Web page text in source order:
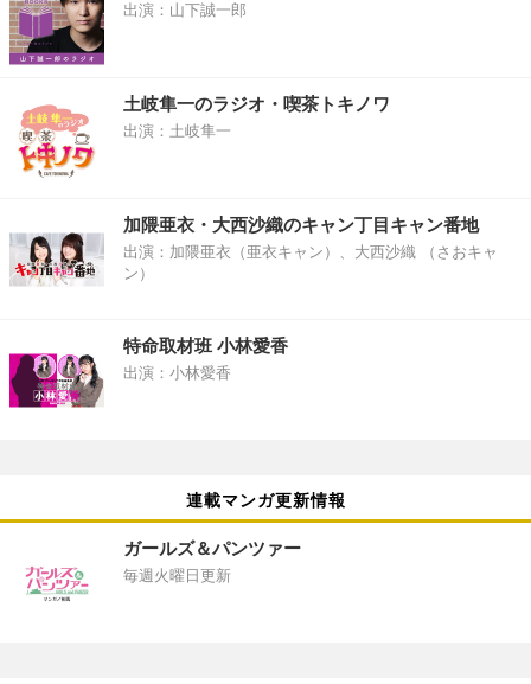
出演：山下誠一郎
土岐隼一のラジオ・喫茶トキノワ
出演：土岐隼一
加隈亜衣・大西沙織のキャン丁目キャン番地
出演：加隈亜衣（亜衣キャン）、大西沙織 （さおキャ
ン）
特命取材班 小林愛香
出演：小林愛香
連載マンガ更新情報
ガールズ＆パンツァー
毎週火曜日更新